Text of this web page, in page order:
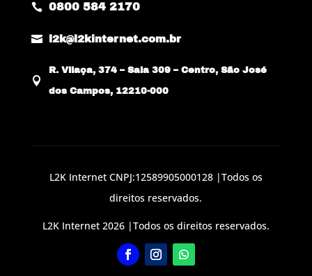
 0800 584 2170
 l2k@l2kinternet.com.br

R. Vilaça, 374 – Sala 309 – Centro, São José
dos Campos, 12210-000
L2K Internet CNPJ:12589905000128 |Todos os
direitos reservados.
L2K Internet 2026 |Todos os direitos reservados.